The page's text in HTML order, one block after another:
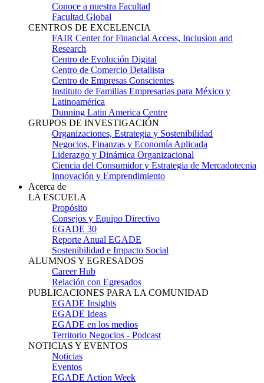
Conoce a nuestra Facultad
Facultad Global
CENTROS DE EXCELENCIA
FAIR Center for Financial Access, Inclusion and
Research
Centro de Evolución Digital
Centro de Comercio Detallista
Centro de Empresas Conscientes
Instituto de Familias Empresarias para México y
Latinoamérica
Dunning Latin America Centre
GRUPOS DE INVESTIGACIÓN
Organizaciones, Estrategia y Sostenibilidad
Negocios, Finanzas y Economía Aplicada
Liderazgo y Dinámica Organizacional
Ciencia del Consumidor y Estrategia de Mercadotecnia
Innovación y Emprendimiento
Acerca de
LA ESCUELA
Propósito
Consejos y Equipo Directivo
EGADE 30
Reporte Anual EGADE
Sostenibilidad e Impacto Social
ALUMNOS Y EGRESADOS
Career Hub
Relación con Egresados
PUBLICACIONES PARA LA COMUNIDAD
EGADE Insights
EGADE Ideas
EGADE en los medios
Territorio Negocios - Podcast
NOTICIAS Y EVENTOS
Noticias
Eventos
EGADE Action Week